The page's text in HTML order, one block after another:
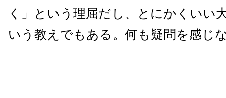
く」という理屈だし、とにかくいい
いう教えでもある。何も疑問を感じ